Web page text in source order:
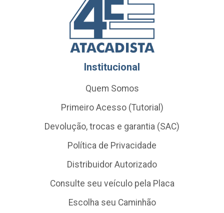
Institucional
Quem Somos
Primeiro Acesso (Tutorial)
Devolução, trocas e garantia (SAC)
Política de Privacidade
Distribuidor Autorizado
Consulte seu veículo pela Placa
Escolha seu Caminhão